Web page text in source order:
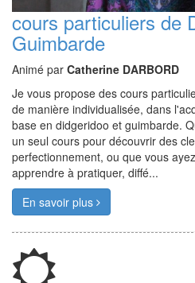
cours particuliers de
Guimbarde
Animé par Catherine DARBORD
Je vous propose des cours
de manière individualisée, dans
base en didgeridoo et guimbarde.
un seul cours pour découvrir des
perfectionnement, ou que vous
apprendre à pratiquer, diffé...
En savoir plus